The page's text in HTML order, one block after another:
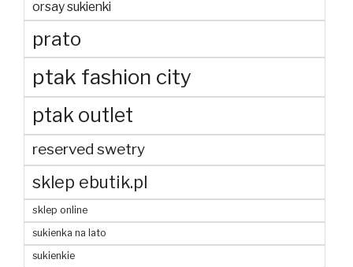
orsay sukienki
prato
ptak fashion city
ptak outlet
reserved swetry
sklep ebutik.pl
sklep online
sukienka na lato
sukienkie